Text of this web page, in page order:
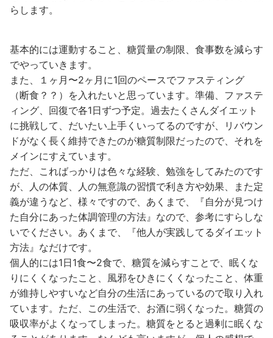
らします。
基本的には運動すること、糖質量の制限、食事数を減らす
でやっていきます。
また、１ヶ月〜2ヶ月に1回のペースでファスティング
（断食？？）を入れたいと思っています。準備、ファステ
ィング、回復で各1日ずつ予定。過去たくさんダイエット
に挑戦して、だいたい上手くいってるのですが、リバウン
ドがなく長く維持できたのが糖質制限だったので、それを
メインにすえています。
ただ、こればっかりは色々な経験、勉強をしてみたのです
が、人の体質、人の無意識の習慣で利き方や効果、また定
義が違うなど、様々ですので、あくまで、『自分が見つけ
た自分にあった体調管理の方法』なので、参考にすらしな
いでください。あくまで、『他人が実践してるダイエット
方法』なだけです。
個人的には1日1食〜2食で、糖質を減らすことで、眠くな
りにくくなったこと、風邪をひきにくくなったこと、体重
が維持しやすいなど自分の生活にあっているので取り入れ
ています。ただ、この生活で、お酒に弱くなった。糖質の
吸収率がよくなってしまった。糖質をとると過剰に眠くな